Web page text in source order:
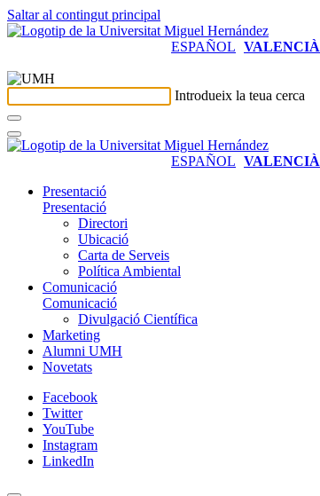
Saltar al contingut principal
ESPAÑOL VALENCIÀ
Introdueix la teua cerca
ESPAÑOL VALENCIÀ
Presentació
Presentació
Directori
Ubicació
Carta de Serveis
Política Ambiental
Comunicació
Comunicació
Divulgació Científica
Marketing
Alumni UMH
Novetats
Facebook
Twitter
YouTube
Instagram
LinkedIn